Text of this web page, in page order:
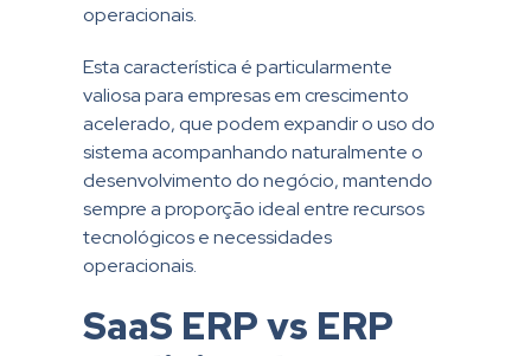
operacionais.
Esta característica é particularmente
valiosa para empresas em crescimento
acelerado, que podem expandir o uso do
sistema acompanhando naturalmente o
desenvolvimento do negócio, mantendo
sempre a proporção ideal entre recursos
tecnológicos e necessidades
operacionais.
SaaS ERP vs ERP